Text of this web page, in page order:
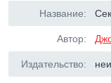
Название:
Автор:
Издательство: